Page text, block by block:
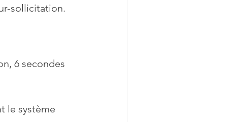
sollicitation.
6 secondes
le système